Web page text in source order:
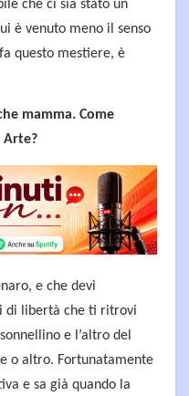
che ci sia stato un
è venuto meno il senso
questo mestiere, è
mamma. Come
Arte?
e che devi
di libertà che ti ritrovi
e l’altro del
o altro. Fortunatamente
e sa già quando la